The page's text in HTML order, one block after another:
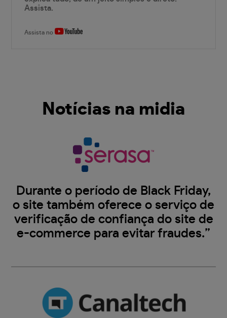
Assista.
Assista no
Notícias na midia
Durante o período de Black Friday,
o site também oferece o serviço de
verificação de confiança do site de
e-commerce para evitar fraudes.”